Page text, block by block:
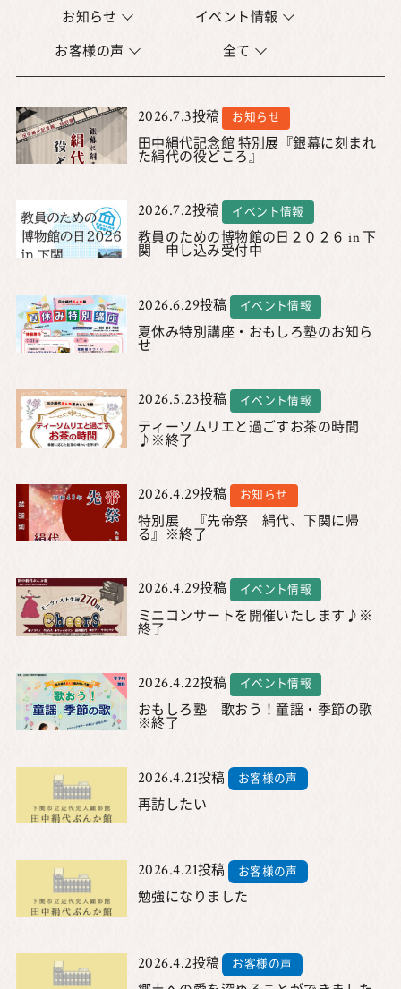
お知らせ イベント情報
お客様の声 全て
2026.7.3投稿 お知らせ
田中絹代記念館 特別展『銀幕に刻まれ
た絹代の役どころ』
2026.7.2投稿 イベント情報
教員のための博物館の日２０２６ in 下
関 申し込み受付中
2026.6.29投稿 イベント情報
夏休み特別講座・おもしろ塾のお知ら
せ
2026.5.23投稿 イベント情報
ティーソムリエと過ごすお茶の時間
♪※終了
2026.4.29投稿 お知らせ
特別展 『先帝祭 絹代、下関に帰
る』※終了
2026.4.29投稿 イベント情報
ミニコンサートを開催いたします♪※
終了
2026.4.22投稿 イベント情報
おもしろ塾 歌おう！童謡・季節の歌
※終了
2026.4.21投稿 お客様の声
再訪したい
2026.4.21投稿 お客様の声
勉強になりました
2026.4.2投稿 お客様の声